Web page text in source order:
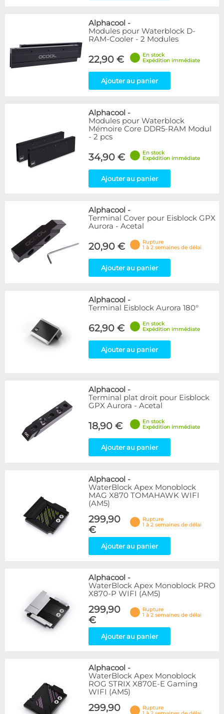
Alphacool -
Modules pour Waterblock D-
RAM-Cooler - 2 Modules
22,90 €
En stock
Expédition immédiate
Ajouter au panier
Alphacool -
Modules pour Waterblock
Mémoire Core DDR5-RAM Modul
- 2 pcs
34,90 €
En stock
Expédition immédiate
Ajouter au panier
Alphacool -
Terminal Cover pour Eisblock GPX
Aurora - Acetal
20,90 €
Rupture
1 à 2 semaines de délai
Ajouter au panier
Alphacool -
Terminal Eisblock Aurora 180°
62,90 €
En stock
Expédition immédiate
Ajouter au panier
Alphacool -
Terminal plat droit pour Eisblock
GPX Aurora - Acetal
18,90 €
En stock
Expédition immédiate
Ajouter au panier
Alphacool -
WaterBlock Apex Monoblock
MAG X870 TOMAHAWK WIFI
(AM5)
299,90
€
Rupture
1 à 2 semaines de délai
Ajouter au panier
Alphacool -
WaterBlock Apex Monoblock PRO
X870-P WIFI (AM5)
299,90
€
Rupture
1 à 2 semaines de délai
Ajouter au panier
Alphacool -
WaterBlock Apex Monoblock
ROG STRIX X870E-E Gaming
WIFI (AM5)
299,90
Rupture